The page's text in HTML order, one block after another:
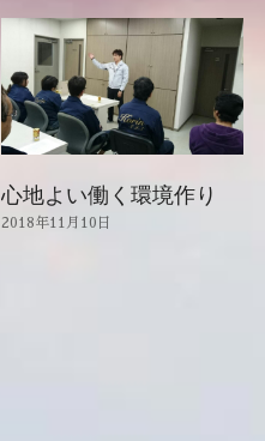
心地よい働く環境作り
2018年11月10日